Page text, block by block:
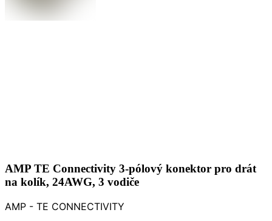
AMP TE Connectivity 3-pólový konektor pro drát
na kolík, 24AWG, 3 vodiče
AMP - TE CONNECTIVITY